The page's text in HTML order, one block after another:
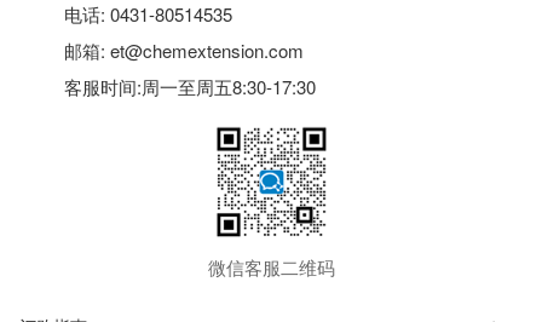
电话: 0431-80514535
邮箱: et@chemextension.com
客服时间:周一至周五8:30-17:30
微信客服二维码